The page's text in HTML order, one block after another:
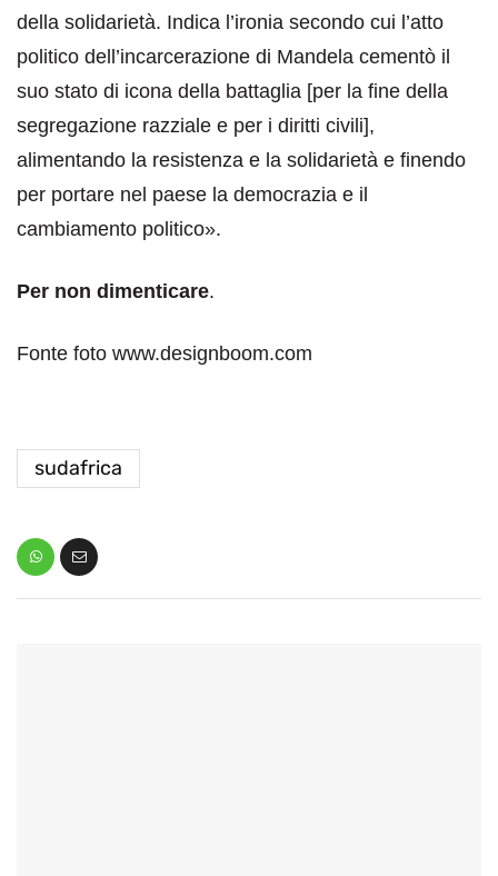
della solidarietà. Indica l’ironia secondo cui l’atto
politico dell’incarcerazione di Mandela cementò il
suo stato di icona della battaglia [per la fine della
segregazione razziale e per i diritti civili],
alimentando la resistenza e la solidarietà e finendo
per portare nel paese la democrazia e il
cambiamento politico».
Per non dimenticare.
Fonte foto www.designboom.com
sudafrica